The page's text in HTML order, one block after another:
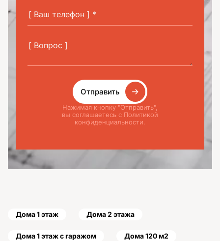
Отправить
Нажимая кнопку "Отправить",
вы соглашаетесь с Политикой
конфиденциальности.
Дома 1 этаж Дома 2 этажа
Дома 1 этаж с гаражом Дома 120 м2